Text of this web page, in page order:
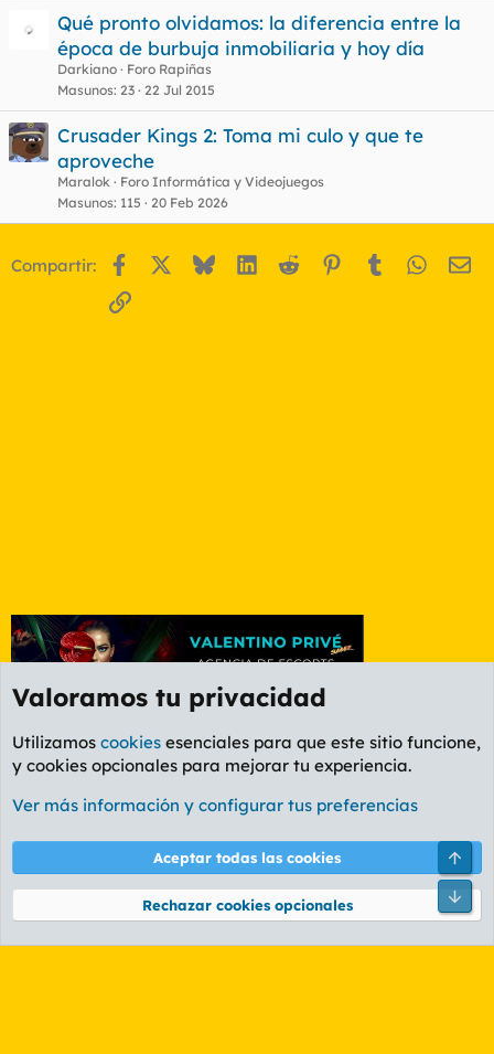
Qué pronto olvidamos: la diferencia entre la
época de burbuja inmobiliaria y hoy día
Darkiano
Foro Rapiñas
Masunos 23 22 Jul 2015
Crusader Kings 2: Toma mi culo y que te
aproveche
Maralok
Foro Informática y Videojuegos
Masunos 115 20 Feb 2026
Compartir: Facebook BlueskyLinkedIn
Reddit Pinterest
Tumblr
Enlace
Foro Rapiñas
Cookies
PL OLDSTYLE AMARILLO
Términos y reglas Política de privacidad Ayuda
Community platform by XenForo® © 2010-2026 XenForo Ltd.
Valoramos tu privacidad
Utilizamos cookies esenciales para que este sitio funcione,
y cookies opcionales para mejorar tu experiencia.
Ver más información y configurar tus preferencias
Aceptar todas las cookies
Rechazar cookies opcionales
Pie